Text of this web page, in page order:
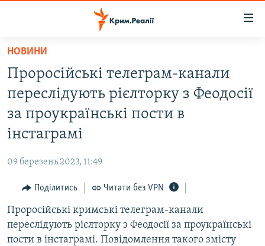
Перейти
основного
матеріалу
Перейти
до
основної
Перейти
пошуку
ВОДА.КРИМ
ВІДЕО ТА ФОТО
ПОГЛЯД
ІНТЕРВ'Ю
ВСЕ ЗА ДЕНЬ
СПЕЦПРОЕКТИ
НОВИНИ
Проросійські телеграм-канали
переслідують рієлторку з Феодосії
за проукраїнські пости в
інстаграмі
09 березень 2023, 11:49
Поділитись Читати без VPN
Проросійські кримські телеграм-канали
переслідують рієлторку з Феодосії за проукраїнські
пости в інстаграмі. Повідомлення такого змісту